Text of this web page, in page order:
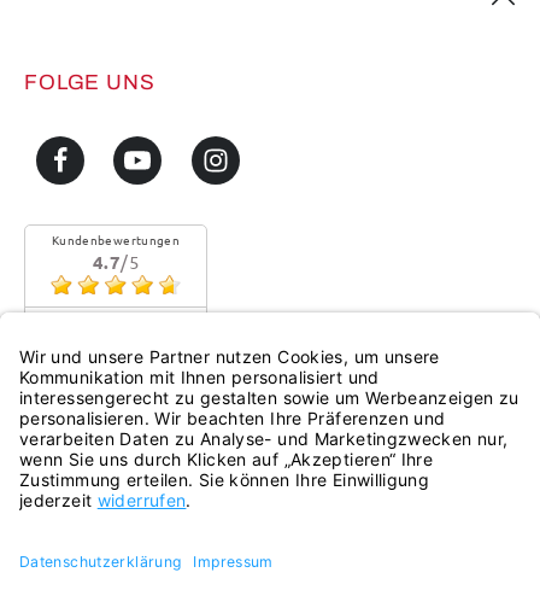
FOLGE UNS
Kundenbewertungen
4.7/5
eKomi